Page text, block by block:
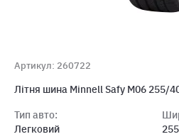
Артикул: 260722
Літня шина Minnell Safy M06 255/
Тип авто:
Легковий
255